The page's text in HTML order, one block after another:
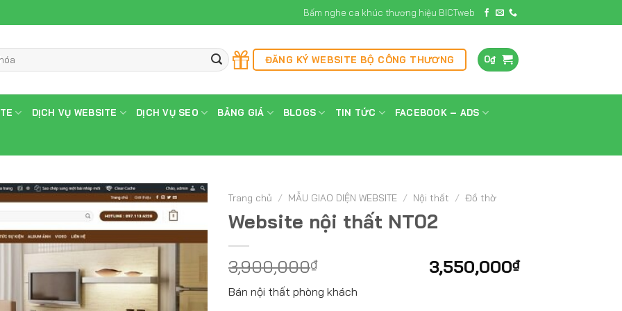
Bấm nghe ca khúc thương hiệu BICTweb
ĐĂNG KÝ WEBSITE BỘ CÔNG THƯƠNG 0₫
DỊCH VỤ WEBSITE DỊCH VỤ SEO BẢNG GIÁ BLOGS TIN TỨC FACEBOOK – ADS
Trang chủ / MẪU GIAO DIỆN WEBSITE / Nội thất / Đồ thờ
Website nội thất NT02
3,900,000₫ 3,550,000₫
Bán nội thất phòng khách